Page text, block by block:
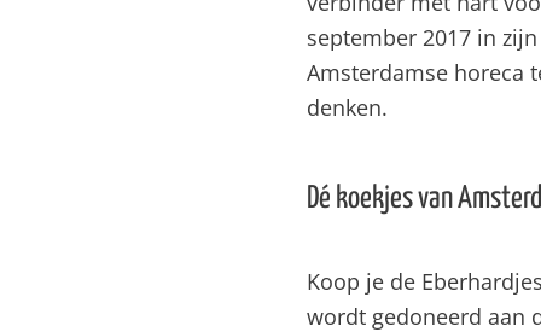
september 2017 in
Amsterdamse horeca
denken.
Dé koekjes van
Koop je de
wordt gedoneerd aan